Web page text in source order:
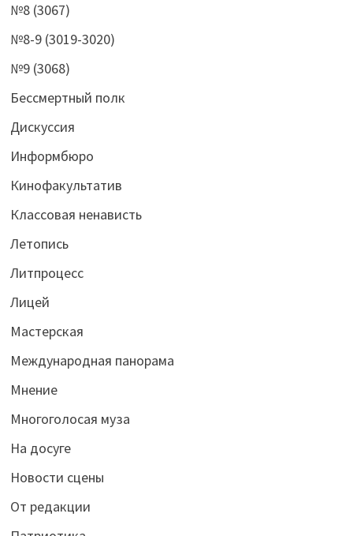
№8 (3067)
№8-9 (3019-3020)
№9 (3068)
Бессмертный полк
Дискуссия
Информбюро
Кинофакультатив
Классовая ненависть
Летопись
Литпроцесс
Лицей
Мастерская
Международная панорама
Мнение
Многоголосая муза
На досуге
Новости сцены
От редакции